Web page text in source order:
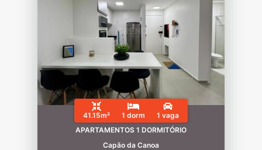
41.15m² 1 dorm
1 vaga
APARTAMENTOS 1 DORMITÓRIO
Capão da Canoa